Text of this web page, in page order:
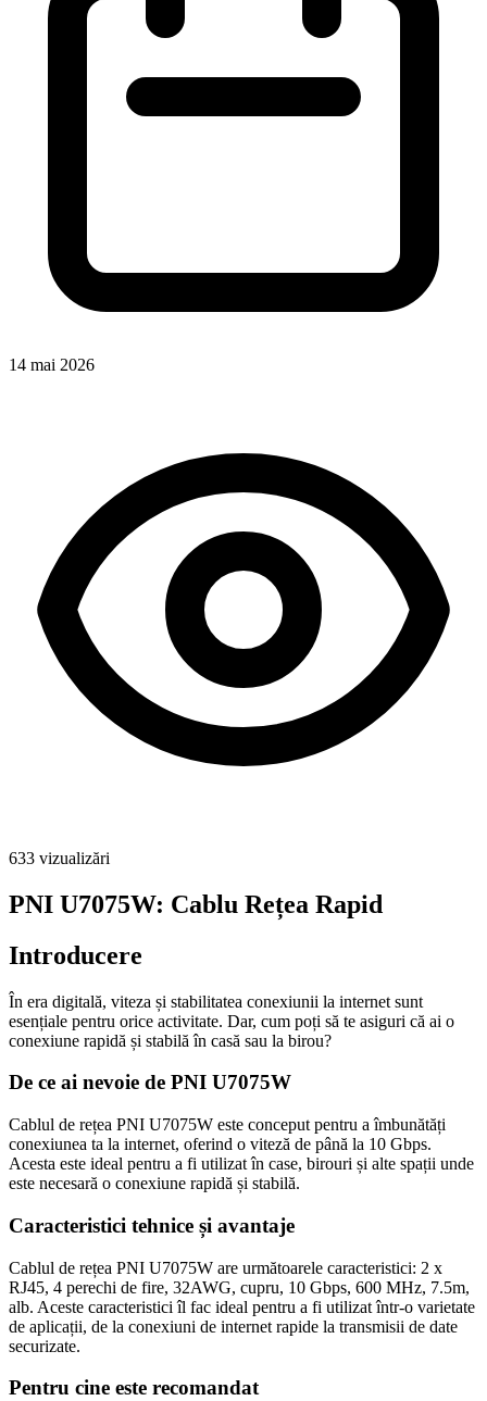
14 mai 2026
633 vizualizări
PNI U7075W: Cablu Rețea Rapid
Introducere
În era digitală, viteza și stabilitatea conexiunii la internet sunt
esențiale pentru orice activitate. Dar, cum poți să te asiguri că ai o
conexiune rapidă și stabilă în casă sau la birou?
De ce ai nevoie de PNI U7075W
Cablul de rețea PNI U7075W este conceput pentru a îmbunătăți
conexiunea ta la internet, oferind o viteză de până la 10 Gbps.
Acesta este ideal pentru a fi utilizat în case, birouri și alte spații unde
este necesară o conexiune rapidă și stabilă.
Caracteristici tehnice și avantaje
Cablul de rețea PNI U7075W are următoarele caracteristici: 2 x
RJ45, 4 perechi de fire, 32AWG, cupru, 10 Gbps, 600 MHz, 7.5m,
alb. Aceste caracteristici îl fac ideal pentru a fi utilizat într-o varietate
de aplicații, de la conexiuni de internet rapide la transmisii de date
securizate.
Pentru cine este recomandat